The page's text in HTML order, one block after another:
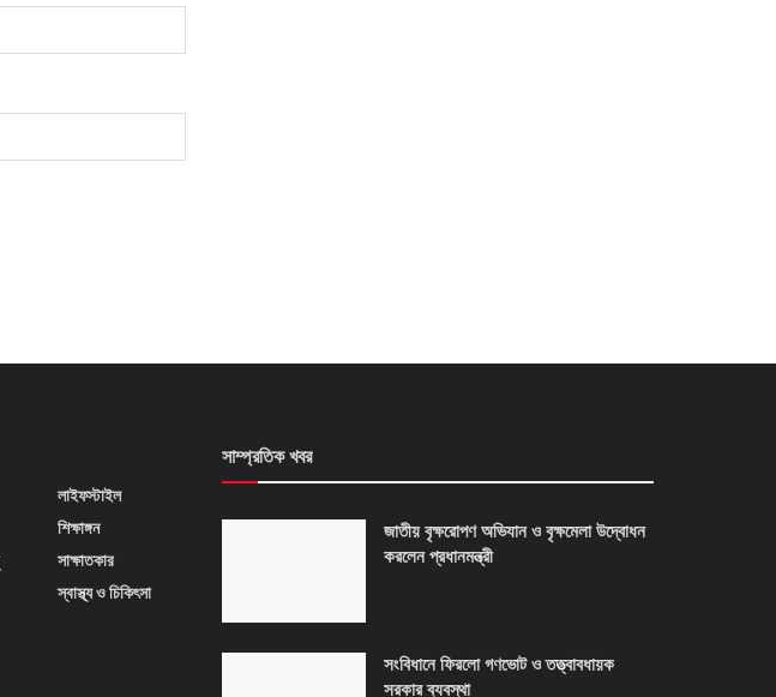
লাইফস্টাইল
শিক্ষাঙ্গন
সাক্ষাতকার
স্বাস্থ্য ও চিকিৎসা
সাম্প্রতিক খবর
জাতীয় বৃক্ষরোপণ অভিযান ও বৃক্ষমেলা উদ্বোধন
করলেন প্রধানমন্ত্রী
সংবিধানে ফিরলো গণভোট ও তত্ত্বাবধায়ক
সরকার ব্যবস্থা